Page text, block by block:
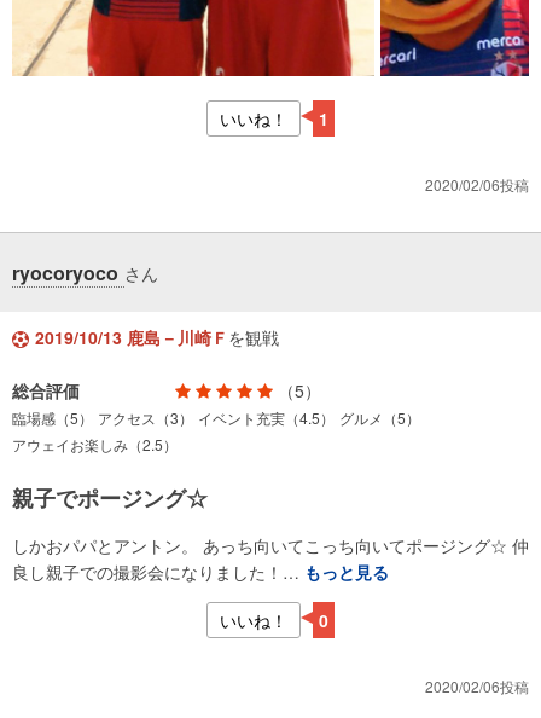
いいね！ 1
2020/02/06投稿
ryocoryoco さん
2019/10/13 鹿島－川崎Ｆ を観戦
総合評価 （5）
臨場感（5） アクセス（3） イベント充実（4.5）
グルメ（5）
アウェイお楽しみ（2.5）
親子でポージング☆
しかおパパとアントン。 あっち向いてこっち向いてポージング☆ 仲
良し親子での撮影会になりました！… もっと見る
いいね！
0
2020/02/06投稿